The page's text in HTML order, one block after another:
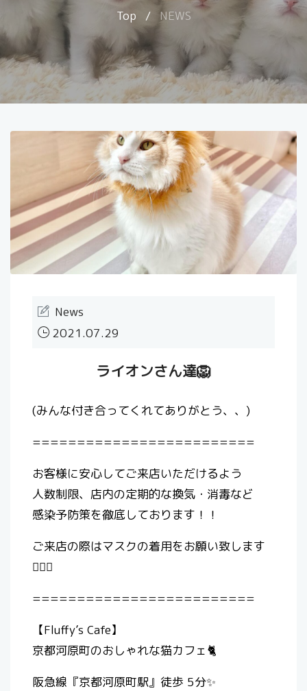
Top / NEWS
News
2021.07.29
ライオンさん達🦁
(みんな付き合ってくれてありがとう、、)
=========================
お客様に安心してご来店いただけるよう
人数制限、店内の定期的な換気・消毒など
感染予防策を徹底しております！！
ご来店の際はマスクの着用をお願い致します
🙇🏻‍♀️
=========================
【Fluffy’s Cafe】
京都河原町のおしゃれな猫カフェ🐈
阪急線『京都河原町駅』徒歩 5分✨